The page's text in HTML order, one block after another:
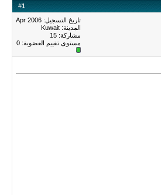
#1
تاريخ التسجيل: Apr 2006
المدينة: Kuwait
مشاركة: 15
مستوى تقييم العضوية: 0